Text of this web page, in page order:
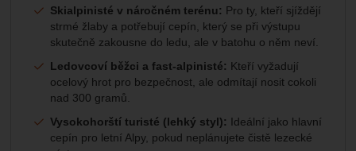
Skialpinisté v náročném terénu: Pro ty, kteří sjíždějí
strmé žlaby a potřebují cepín, který se při výstupu
skutečně zakousne do ledu, ale v batohu o něm neví.
Ledovcoví běžci a fast-alpinisté: Kteří vyžadují
ocelový hrot pro bezpečnost, ale odmítají nosit cokoli
nad 300 gramů.
Vysokohorští turisté (lehký styl): Ideální jako hlavní
cepín pro letní Alpy, pokud neplánujete čistě lezecké